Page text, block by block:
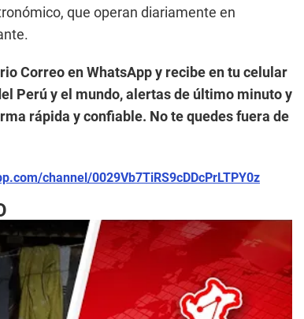
que operan diariamente en
Correo en WhatsApp y recibe en tu celular
Perú y el mundo, alertas de último minuto y
rápida y confiable. No te quedes fuera de
channel/0029Vb7TiRS9cDDcPrLTPY0z